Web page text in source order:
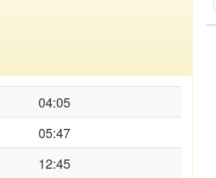
04:05
05:47
12:45